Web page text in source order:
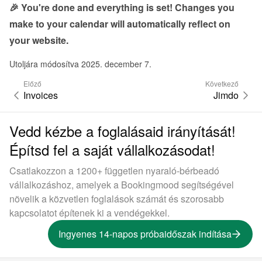
🎉 You're done and everything is set! Changes you
make to your calendar will automatically reflect on
your website.
Utoljára módosítva 2025. december 7.
Előző
Invoices
Következő
Jimdo
Vedd kézbe a foglalásaid irányítását!
Építsd fel a saját vállalkozásodat!
Csatlakozzon a 1200+ független nyaraló-bérbeadó
vállalkozáshoz, amelyek a Bookingmood segítségével
növelik a közvetlen foglalások számát és szorosabb
kapcsolatot építenek ki a vendégekkel.
Ingyenes 14-napos próbaidőszak indítása